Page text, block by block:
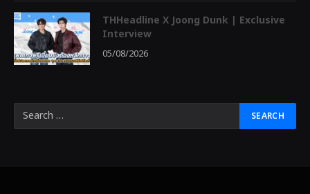
THHeadline X Joong Dunk | Exclusive
Interview
05/08/2026